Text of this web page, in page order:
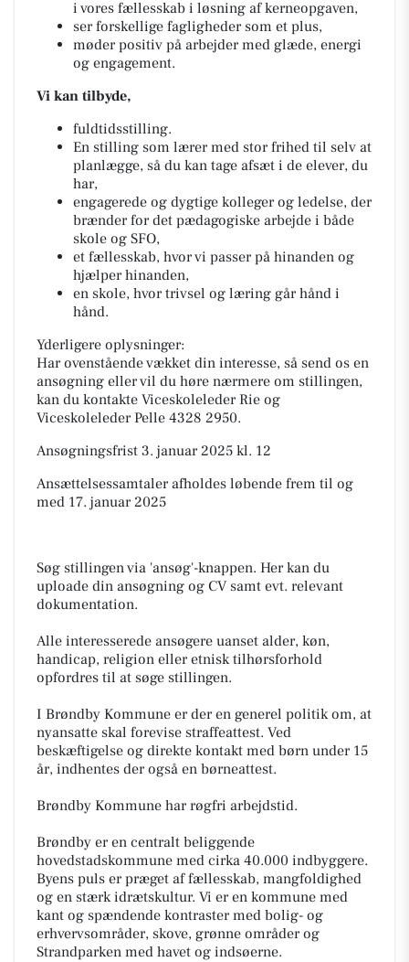
i vores fællesskab i løsning af kerneopgaven,
ser forskellige fagligheder som et plus,
møder positiv på arbejder med glæde, energi
og engagement.
Vi kan tilbyde,
fuldtidsstilling.
En stilling som lærer med stor frihed til selv at
planlægge, så du kan tage afsæt i de elever, du
har,
engagerede og dygtige kolleger og ledelse, der
brænder for det pædagogiske arbejde i både
skole og SFO,
et fællesskab, hvor vi passer på hinanden og
hjælper hinanden,
en skole, hvor trivsel og læring går hånd i
hånd.
Yderligere oplysninger:
Har ovenstående vækket din interesse, så send os en
ansøgning eller vil du høre nærmere om stillingen,
kan du kontakte Viceskoleleder Rie og
Viceskoleleder Pelle 4328 2950.
Ansøgningsfrist 3. januar 2025 kl. 12
Ansættelsessamtaler afholdes løbende frem til og
med 17. januar 2025
Søg stillingen via 'ansøg'-knappen. Her kan du
uploade din ansøgning og CV samt evt. relevant
dokumentation.
Alle interesserede ansøgere uanset alder, køn,
handicap, religion eller etnisk tilhørsforhold
opfordres til at søge stillingen.
I Brøndby Kommune er der en generel politik om, at
nyansatte skal forevise straffeattest. Ved
beskæftigelse og direkte kontakt med børn under 15
år, indhentes der også en børneattest.
Brøndby Kommune har røgfri arbejdstid.
Brøndby er en centralt beliggende
hovedstadskommune med cirka 40.000 indbyggere.
Byens puls er præget af fællesskab, mangfoldighed
og en stærk idrætskultur. Vi er en kommune med
kant og spændende kontraster med bolig- og
erhvervsområder, skove, grønne områder og
Strandparken med havet og indsøerne.